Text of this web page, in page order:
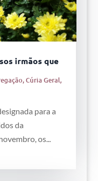
irmãos que
,Cúria Geral,
para a
da
os...